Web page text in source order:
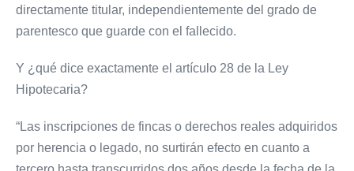
directamente titular, independientemente del grado de
parentesco que guarde con el fallecido.
Y ¿qué dice exactamente el artículo 28 de la Ley
Hipotecaria?
“Las inscripciones de fincas o derechos reales adquiridos
por herencia o legado, no surtirán efecto en cuanto a